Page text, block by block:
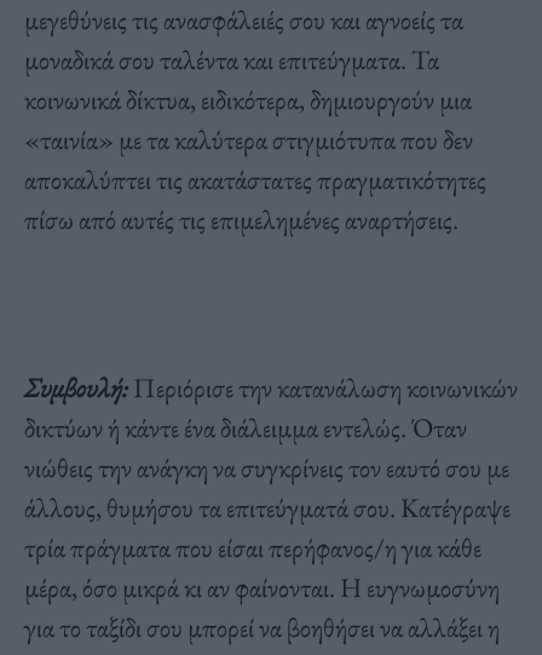
μεγεθύνεις τις ανασφάλειές σου και αγνοείς τα
μοναδικά σου ταλέντα και επιτεύγματα. Τα
κοινωνικά δίκτυα, ειδικότερα, δημιουργούν μια
«ταινία» με τα καλύτερα στιγμιότυπα που δεν
αποκαλύπτει τις ακατάστατες πραγματικότητες
πίσω από αυτές τις επιμελημένες αναρτήσεις.
Συμβουλή:Περιόρισε την κατανάλωση κοινωνικών
δικτύων ή κάντε ένα διάλειμμα εντελώς. Όταν
νιώθεις την ανάγκη να συγκρίνεις τον εαυτό σου με
άλλους, θυμήσου τα επιτεύγματά σου. Κατέγραψε
τρία πράγματα που είσαι περήφανος/η για κάθε
μέρα, όσο μικρά κι αν φαίνονται. Η ευγνωμοσύνη
για το ταξίδι σου μπορεί να βοηθήσει να αλλάξει η